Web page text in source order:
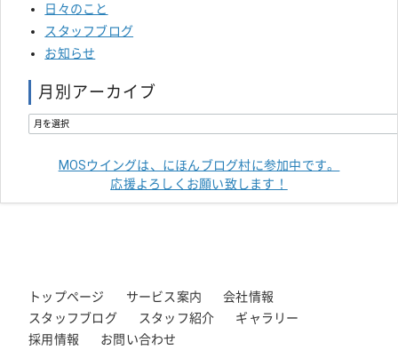
日々のこと
スタッフブログ
お知らせ
月別アーカイブ
MOSウイングは、にほんブログ村に参加中です。
応援よろしくお願い致します！
トップページ サービス案内
会社情報
スタッフブログ
スタッフ紹介
ギャラリー
採用情報
お問い合わせ